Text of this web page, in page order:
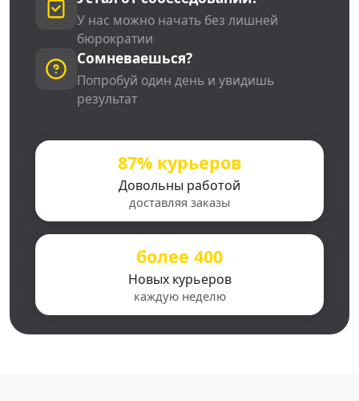
У нас можно начать без лишней
бюрократии
Сомневаешься?
Попробуй один день и увидишь
результат
87% курьеров
Довольны работой
доставляя заказы
более 400
Новых курьеров
каждую неделю